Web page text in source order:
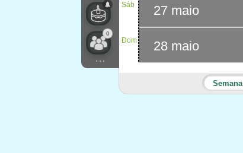
0
...
Semana
Sáb
Dom
27 maio
28 maio